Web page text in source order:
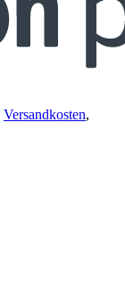
Versandkosten,